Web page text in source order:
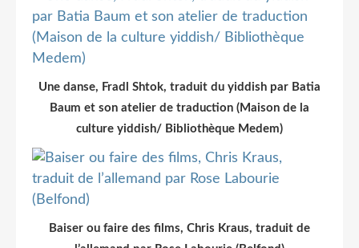
Une danse, Fradl Shtok, traduit du yiddish par Batia
Baum et son atelier de traduction (Maison de la
culture yiddish/ Bibliothèque Medem)
Baiser ou faire des films, Chris Kraus, traduit de